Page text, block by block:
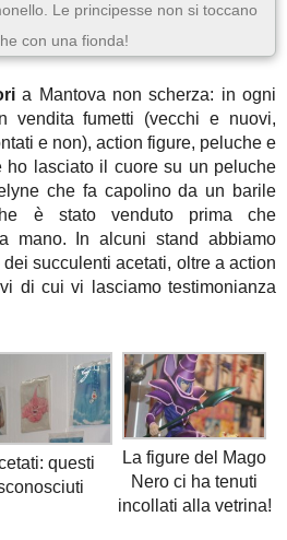
Le principesse non si toccano
con una fionda!
a Mantova non scherza: in ogni
vendita fumetti (vecchi e nuovi,
e non), action figure, peluche e
ho lasciato il cuore su un peluche
che fa capolino da un barile
è stato venduto prima che
mano. In alcuni stand abbiamo
succulenti acetati, oltre a action
di cui vi lasciamo testimonianza
questi
La figure del Mago
Nero ci ha tenuti
incollati alla vetrina!